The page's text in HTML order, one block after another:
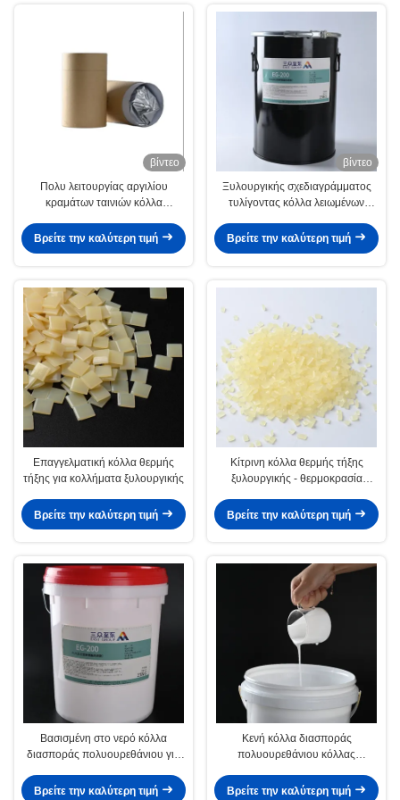
βίντεο
Πολυ λειτουργίας αργιλίου
κραμάτων ταινιών κόλλα
καυτή για το τύλιγμα
σχεδιαγράμματος
Βρείτε την καλύτερη τιμή
βίντεο
Ξυλουργικής σχεδιαγράμματος
τυλίγοντας κόλλα λειωμένων
αντιδραστική καυτή
Βρείτε την καλύτερη τιμή
Επαγγελματική κόλλα θερμής
τήξης για κολλήματα ξυλουργικής
Βρείτε την καλύτερη τιμή
Κίτρινη κόλλα θερμής τήξης
ξυλουργικής - θερμοκρασία
Βρείτε την καλύτερη τιμή
Βασισμένη στο νερό κόλλα
διασποράς πολυουρεθάνιου για
την κόλλα PVC
Βρείτε την καλύτερη τιμή
Κενή κόλλα διασποράς
πολυουρεθάνιου κόλλας
διαμόρφωσης για την ξυλουργική
Βρείτε την καλύτερη τιμή